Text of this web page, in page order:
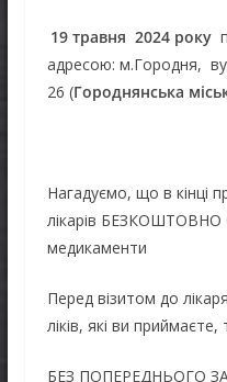
19травня 2024 року
адресою: м.Городня,
26 (Городнянська
Нагадуємо, що в кінці
лікарів БЕЗКОШТОВНО
медикаменти
Перед візитом до
ліків, які ви
БЕЗ ПОПЕРЕДНЬОГО